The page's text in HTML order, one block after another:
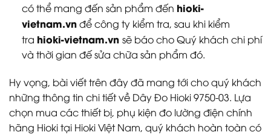
có thể mang đến sản phẩm đến hioki-
vietnam.vnđể công ty kiểm tra, sau khi kiểm
tra hioki-vietnam.vn sẽ báo cho Quý khách chi phí
và thời gian đế sửa chữa sản phẩm đó.
Hy vọng, bài viết trên đây đã mang tới cho quý khách
những thông tin chi tiết về Dây Đo Hioki 9750-03. Lựa
chọn mua các thiết bị, phụ kiện đo lường điện chính
hãng Hioki tại Hioki Việt Nam, quý khách hoàn toàn có